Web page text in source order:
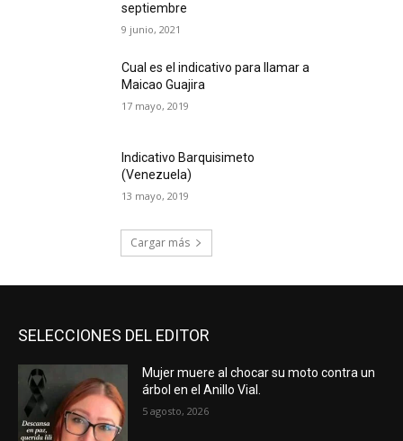
septiembre
9 junio, 2021
Cual es el indicativo para llamar a
Maicao Guajira
17 mayo, 2019
Indicativo Barquisimeto
(Venezuela)
13 mayo, 2019
Cargar más
SELECCIONES DEL EDITOR
Mujer muere al chocar su moto contra un
árbol en el Anillo Vial.
5 agosto, 2026